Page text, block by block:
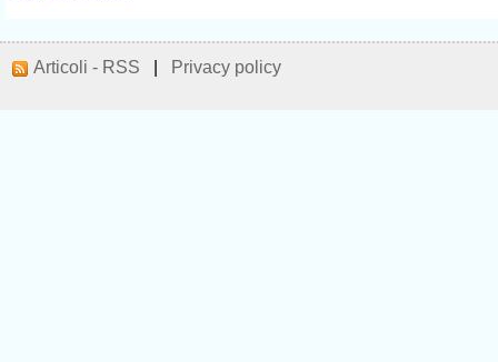
Articoli - RSS Privacy policy